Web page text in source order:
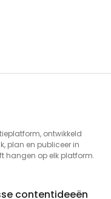
ontwikkeld
plan en publiceer in
hangen op elk platform.
contentideeën